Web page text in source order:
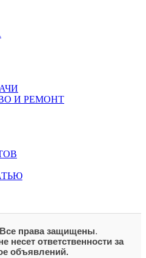
И РЕМОНТ
Все права защищены.
несет ответственности за
объявлений.